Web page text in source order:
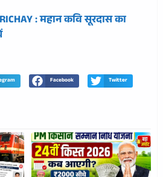
: महान कवि सूरदास का
Facebook Twitter